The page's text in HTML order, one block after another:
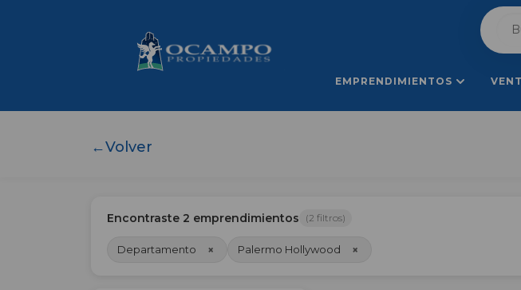
EMPRENDIMIENTOS
←Volver
Encontraste 2 emprendimientos (2 filtros)
Departamento × Palermo Hollywood ×